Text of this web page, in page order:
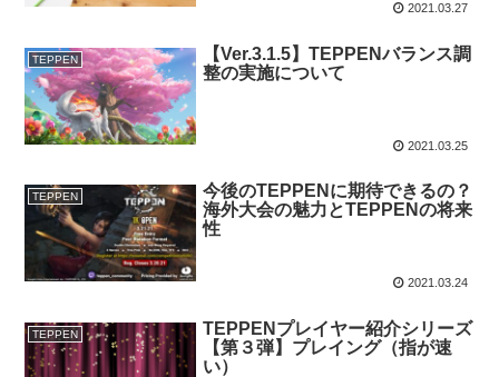
2021.03.27
TEPPEN
【Ver.3.1.5】TEPPENバランス調
整の実施について
2021.03.25
TEPPEN
今後のTEPPENに期待できるの？
海外大会の魅力とTEPPENの将来
性
2021.03.24
TEPPEN
TEPPENプレイヤー紹介シリーズ
【第３弾】プレイング（指が速
い）